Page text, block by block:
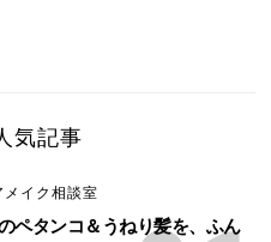
気記事
メイク相談室
ペタンコ＆うねり髪を、ふん